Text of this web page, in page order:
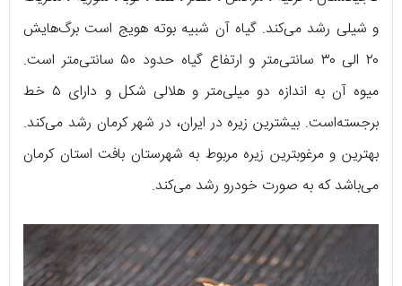
و شیلی رشد می‌کند. گیاه آن شبیه بوته هویج است برگ‌هایش
۲۰ الی ۳۰ سانتی‌متر و ارتفاع گیاه حدود ۵۰ سانتی‌متر است.
میوه آن به اندازه دو میلی‌متر و هلالی شکل و دارای ۵ خط
برجسته‌است. بیشترین زیره در ایران، در شهر کرمان رشد می‌کند.
بهترین و مرغوبترین زیره مربوط به شهرستان بافت استان کرمان
می‌باشد که به صورت خودرو رشد می‌کند.